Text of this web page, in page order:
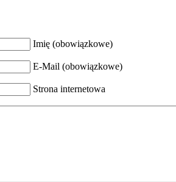
Imię (obowiązkowe)
E-Mail (obowiązkowe)
Strona internetowa